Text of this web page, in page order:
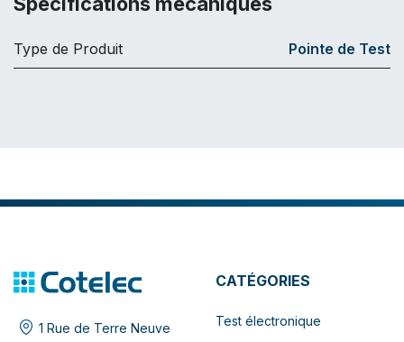
Type de Produit Pointe de Test
1 Rue de Terre Neuve
CATÉGORIES
Test électronique